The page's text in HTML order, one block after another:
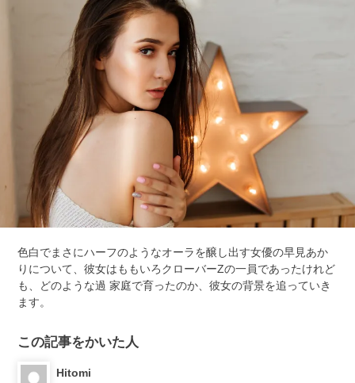
色白でまさにハーフのようなオーラを醸し出す女優の早見あか
りについて、彼女はももいろクローバーZの一員であったけれど
も、どのような過 家庭で育ったのか、彼女の背景を追っていき
ます。
この記事をかいた人
Hitomi